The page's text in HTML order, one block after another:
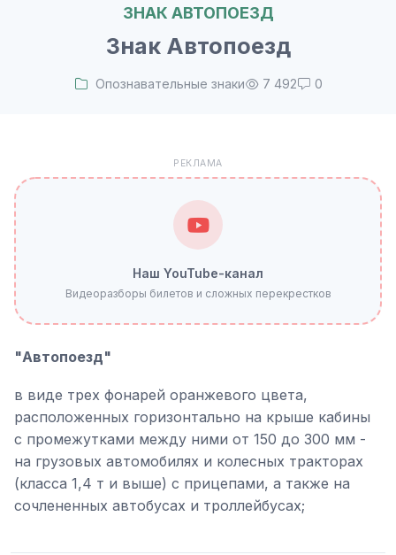
ЗНАК АВТОПОЕЗД
Знак Автопоезд
Опознавательные знаки 7 492 0
РЕКЛАМА
Наш YouTube-канал
Видеоразборы билетов и сложных перекрестков
"Автопоезд"
в виде трех фонарей оранжевого цвета,
расположенных горизонтально на крыше кабины
с промежутками между ними от 150 до 300 мм -
на грузовых автомобилях и колесных тракторах
(класса 1,4 т и выше) с прицепами, а также на
сочлененных автобусах и троллейбусах;